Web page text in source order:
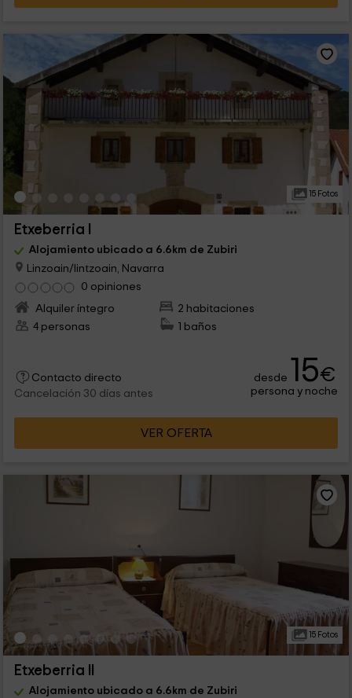
15 Fotos
Etxeberria I
Alojamiento ubicado a 6.6km de Zubiri
Linzoain/lintzoain, Navarra
0 opiniones
Alquiler íntegro
2 habitaciones
4 personas
1 baños
Contacto directo
Cancelación 30 días antes
desde 15€
persona y noche
VER OFERTA
15 Fotos
Etxeberria II
Alojamiento ubicado a 6.6km de Zubiri